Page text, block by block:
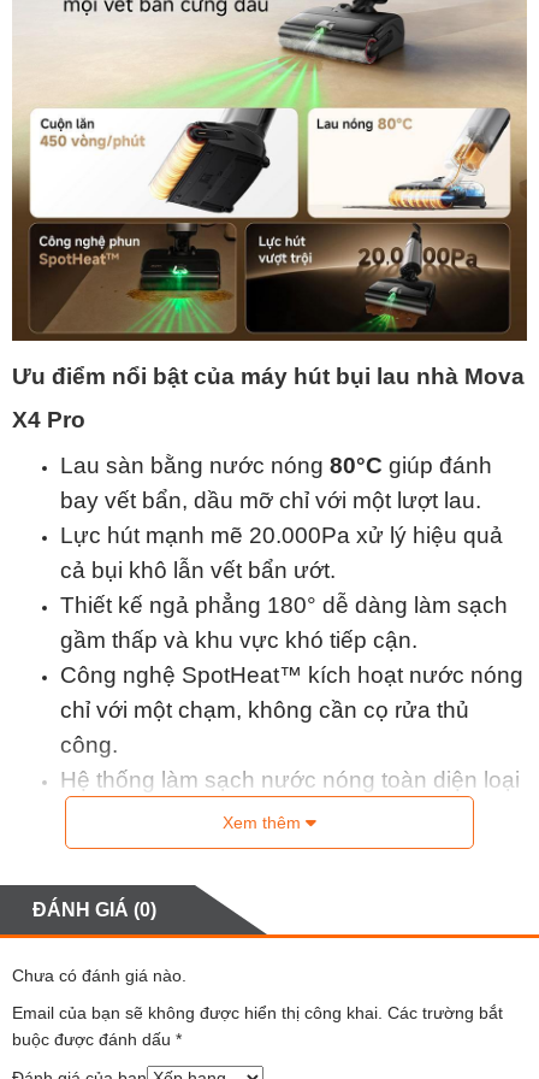
Ưu điểm nổi bật của máy hút bụi lau nhà Mova
X4 Pro
Lau sàn bằng nước nóng 80°C giúp đánh
bay vết bẩn, dầu mỡ chỉ với một lượt lau.
Lực hút mạnh mẽ 20.000Pa xử lý hiệu quả
cả bụi khô lẫn vết bẩn ướt.
Thiết kế ngả phẳng 180° dễ dàng làm sạch
gầm thấp và khu vực khó tiếp cận.
Công nghệ SpotHeat™ kích hoạt nước nóng
chỉ với một chạm, không cần cọ rửa thủ
công.
Hệ thống làm sạch nước nóng toàn diện loại
bỏ đến 99,99% vi khuẩn gây hại.
Tự động giặt cuộn lăn bằng nước nóng, hòa
tan dầu mỡ và cặn bẩn còn sót lại.
Sấy khô cuộn lăn bằng nhiệt độ cao, ngăn
Di chuyển linh hoạt với bánh xe mini và góc
xoay mượt mà, thao tác nhẹ nhàng.
Xem thêm
ĐÁNH GIÁ (0)
Chưa có đánh giá nào.
Email của bạn sẽ không được hiển thị công khai. Các trường bắt
buộc được đánh dấu *